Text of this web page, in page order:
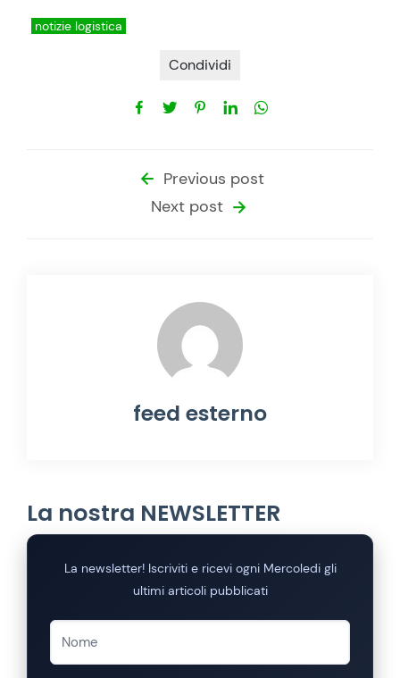
notizie logistica
Condividi
Previous post
Next post
feed esterno
La nostra NEWSLETTER
La newsletter! Iscriviti e ricevi ogni Mercoledi gli
ultimi articoli pubblicati